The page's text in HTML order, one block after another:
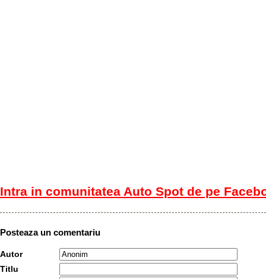
Intra in comunitatea Auto Spot de pe
Posteaza un comentariu
Autor
Titlu